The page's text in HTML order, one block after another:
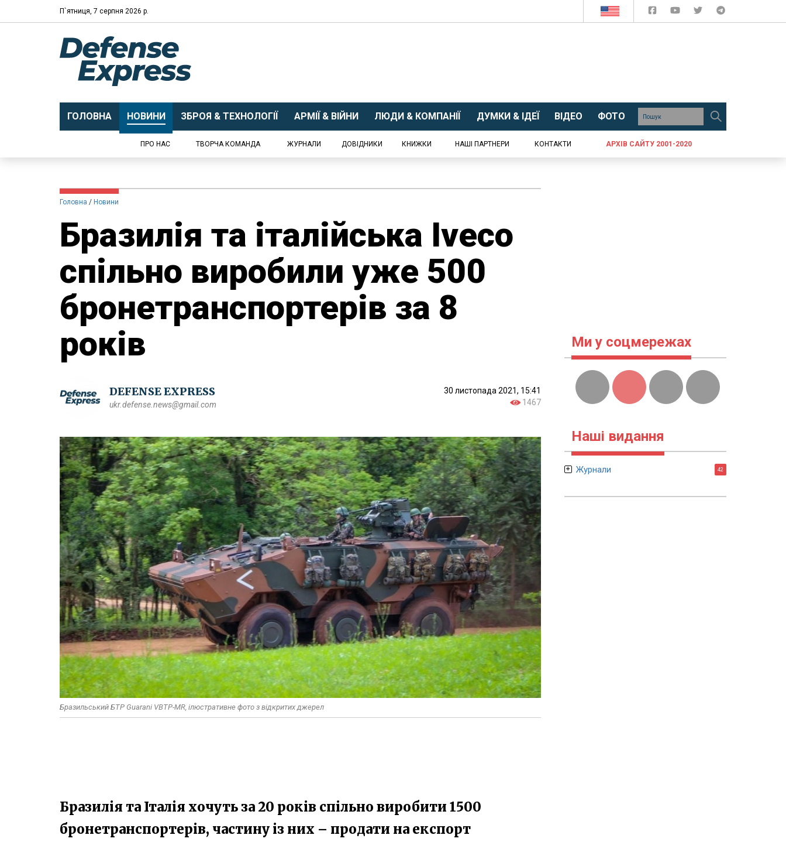
П`ятниця, 7 серпня 2026 р.
ГОЛОВНА НОВИНИ ЗБРОЯ & ТЕХНОЛОГІЇ АРМІЇ & ВІЙНИ ЛЮДИ & КОМПАНІЇ ДУМКИ & ІДЕЇ ВІДЕО ФОТО
ПРО НАС ТВОРЧА КОМАНДА ЖУРНАЛИ ДОВІДНИКИ КНИЖКИ НАШІ ПАРТНЕРИ КОНТАКТИ АРХІВ САЙТУ 2001-2020
Головна Новини
Бразилія та італійська Iveco
спільно виробили уже 500
бронетранспортерів за 8
років
DEFENSE EXPRESS
ukr.defense.news@gmail.com
30 листопада 2021, 15:41
1467
Бразильський БТР Guarani VBTP-MR, ілюстративне фото з відкритих джерел
Бразилія та Італія хочуть за 20 років спільно виробити 1500
бронетранспортерів, частину із них – продати на експорт
Ми у соцмережах
Наші видання
Журнали 42